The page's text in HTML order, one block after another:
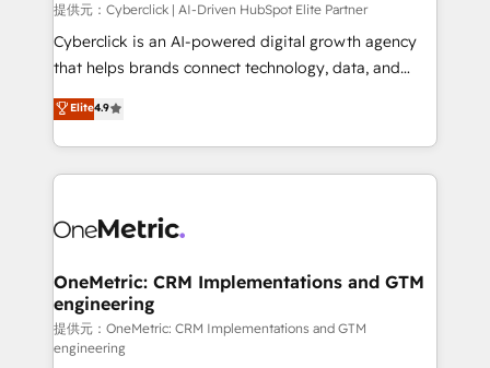
提供元：Cyberclick | AI-Driven HubSpot Elite Partner
Cyberclick is an AI-powered digital growth agency
that helps brands connect technology, data, and
creativity to achieve measurable results. Founded in
Barcelona and operating across Spain, LATAM, and
the UK, we support global companies in building
smarter marketing, sales, and customer success
Iberia (Spain & Portugal), we combine human insight
growth. Our multidisciplinary team designs solutions
that simplify complexity, boost performance, and
turn innovation into real impact. 🌍 Highlights •
HubSpot Partner since 2012 • 2022 EMEA Impact
Elite4.9
OneMetric: CRM Implementations and GTM
engineering
提供元：OneMetric: CRM Implementations and GTM
engineering